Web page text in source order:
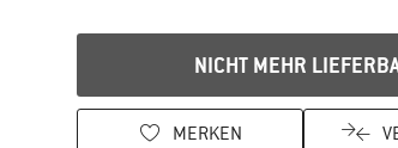
NICHT MEHR
MERKEN